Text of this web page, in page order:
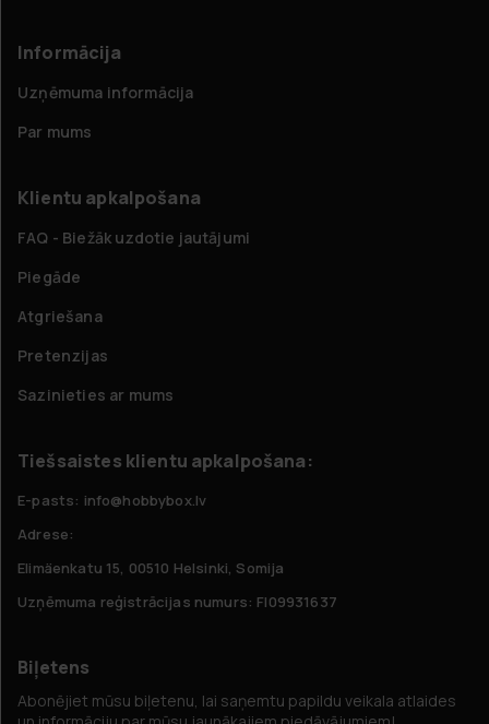
Informācija
Uzņēmuma informācija
Par mums
Klientu apkalpošana
FAQ - Biežāk uzdotie jautājumi
Piegāde
Atgriešana
Pretenzijas
Sazinieties ar mums
Tiešsaistes klientu apkalpošana:
E-pasts: info@hobbybox.lv
Adrese:
Elimäenkatu 15, 00510 Helsinki, Somija
Uzņēmuma reģistrācijas numurs: FI09931637
Biļetens
Abonējiet mūsu biļetenu, lai saņemtu papildu veikala atlaides